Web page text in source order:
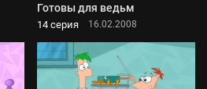
Готовы для ведьм
14 серия 16.02.2008